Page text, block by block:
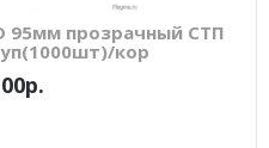
95мм прозрачный СТП
кор